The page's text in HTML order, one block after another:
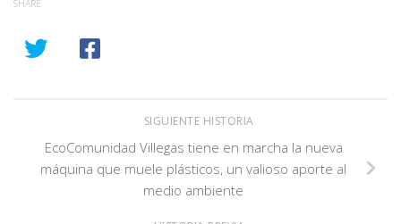
SHARE
SIGUIENTE HISTORIA
EcoComunidad Villegas tiene en marcha la nueva
máquina que muele plásticos, un valioso aporte al
medio ambiente